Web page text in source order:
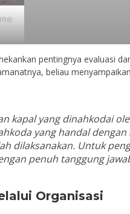
pentingnya evaluasi
beliau
kapal yang dinahkodai
yang handal dengan
dilaksanakan. Untuk
penuh tanggung
Organisasi